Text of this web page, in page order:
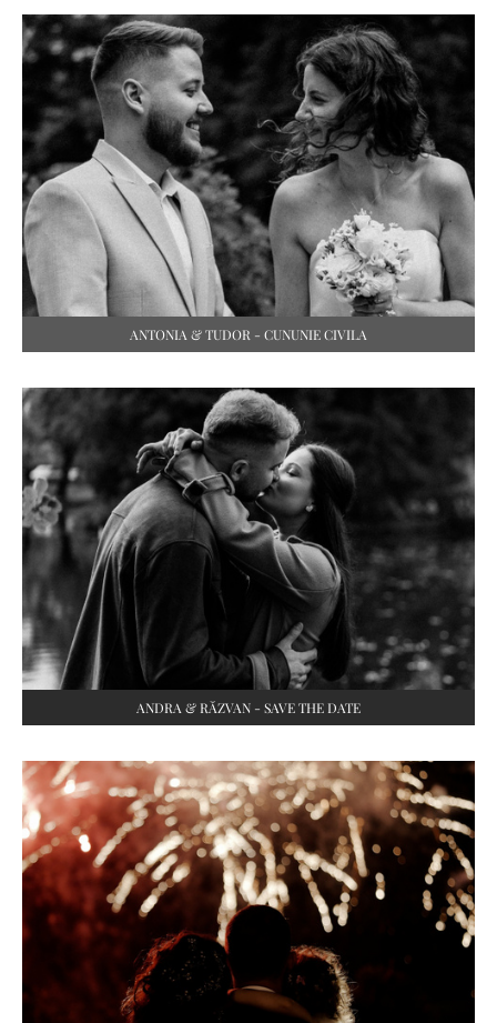
ANTONIA & TUDOR - CUNUNIE CIVILA
ANDRA & RĂZVAN - SAVE THE DATE